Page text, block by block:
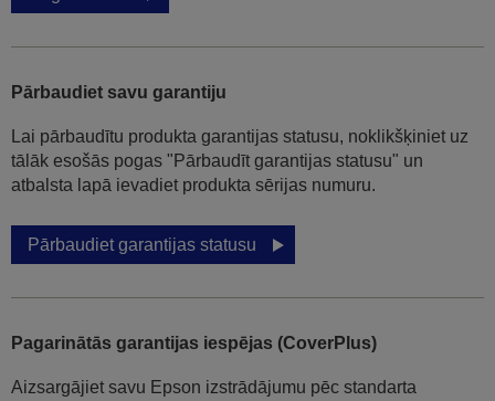
Pārbaudiet savu garantiju
Lai pārbaudītu produkta garantijas statusu, noklikšķiniet uz
tālāk esošās pogas "Pārbaudīt garantijas statusu" un
atbalsta lapā ievadiet produkta sērijas numuru.
Pārbaudiet garantijas statusu
Pagarinātās garantijas iespējas (CoverPlus)
Aizsargājiet savu Epson izstrādājumu pēc standarta